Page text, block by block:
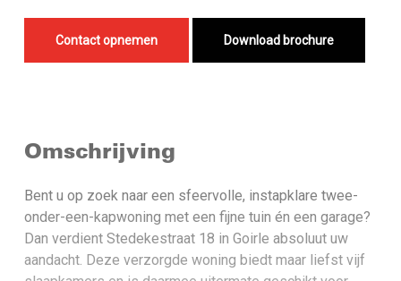
Contact opnemen Download brochure
Omschrijving
Bent u op zoek naar een sfeervolle, instapklare twee-
onder-een-kapwoning met een fijne tuin én een garage?
Dan verdient Stedekestraat 18 in Goirle absoluut uw
aandacht. Deze verzorgde woning biedt maar liefst vijf